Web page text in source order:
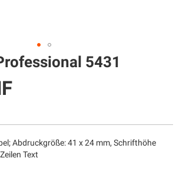
5431
Abdruckgröße: 41 x 24 mm, Schrifthöhe
Text